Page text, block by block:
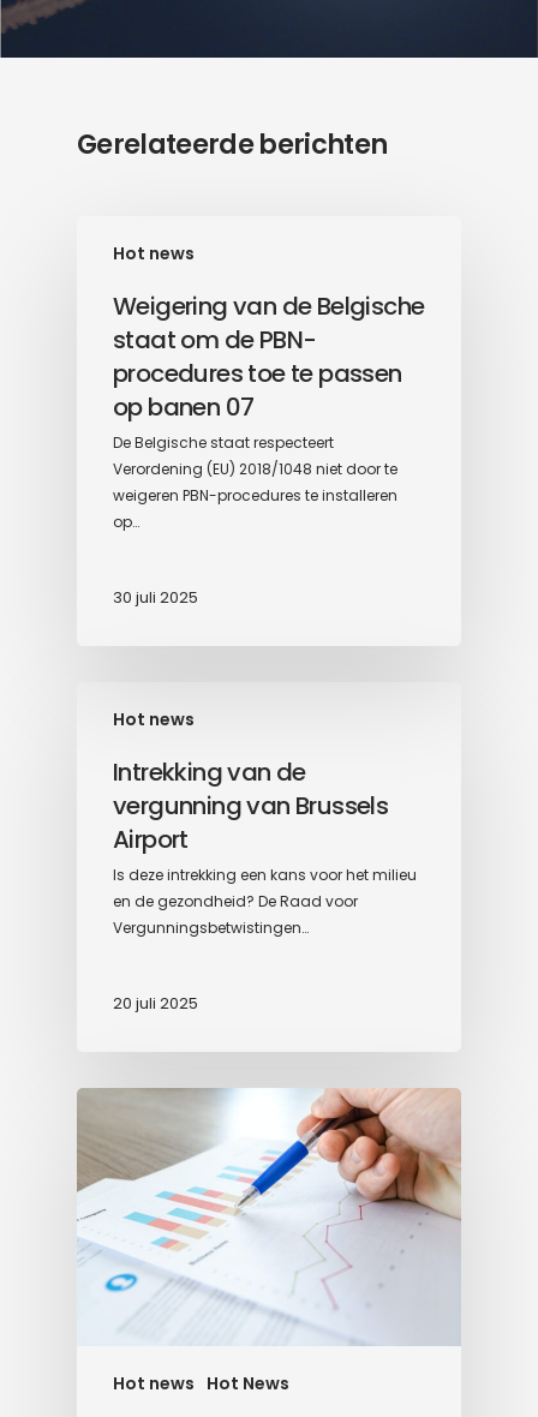
Gerelateerde berichten
Hot news
Weigering van de Belgische
staat om de PBN-
procedures toe te passen
op banen 07
De Belgische staat respecteert
Verordening (EU) 2018/1048 niet door te
weigeren PBN-procedures te installeren
op…
30 juli 2025
Hot news
Intrekking van de
vergunning van Brussels
Airport
Is deze intrekking een kans voor het milieu
en de gezondheid? De Raad voor
Vergunningsbetwistingen…
20 juli 2025
Hot news Hot News